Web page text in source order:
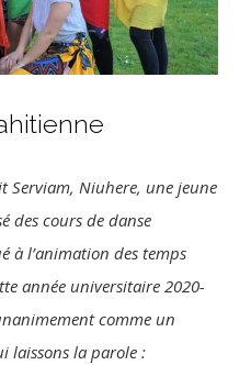
Serviam, Niuhere, une jeune
des cours de danse
à l’animation des temps
année universitaire 2020-
comme un
laissons la parole :